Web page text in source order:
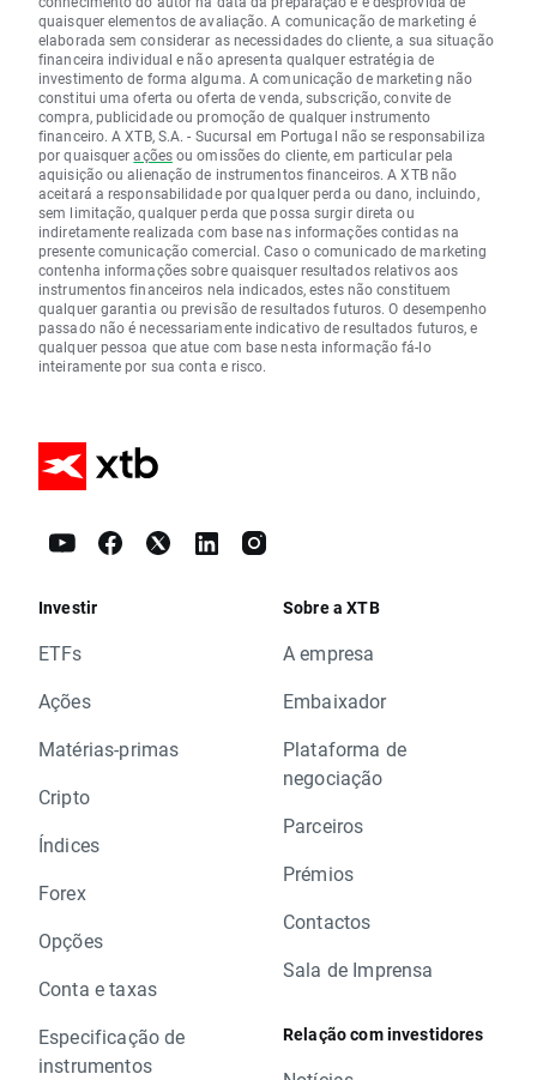
quaisquer elementos de avaliação. A comunicação de marketing é
elaborada sem considerar as necessidades do cliente, a sua situação
financeira individual e não apresenta qualquer estratégia de
investimento de forma alguma. A comunicação de marketing não
constitui uma oferta ou oferta de venda, subscrição, convite de
compra, publicidade ou promoção de qualquer instrumento
financeiro. A XTB, S.A. - Sucursal em Portugal não se responsabiliza
por quaisqueraçõesou omissões do cliente, em particular pela
aquisição ou alienação de instrumentos financeiros. A XTB não
aceitará a responsabilidade por qualquer perda ou dano, incluindo,
sem limitação, qualquer perda que possa surgir direta ou
indiretamente realizada com base nas informações contidas na
presente comunicação comercial. Caso o comunicado de marketing
contenha informações sobre quaisquer resultados relativos aos
instrumentos financeiros nela indicados, estes não constituem
qualquer garantia ou previsão de resultados futuros. O desempenho
passado não é necessariamente indicativo de resultados futuros, e
qualquer pessoa que atue com base nesta informação fá-lo
inteiramente por sua conta e risco.
Investir
ETFs
Ações
Matérias-primas
Cripto
Índices
Forex
Opções
Conta e taxas
Especificação de
instrumentos
Sobre a XTB
A empresa
Embaixador
Plataforma de
negociação
Parceiros
Prémios
Contactos
Sala de Imprensa
Relação com investidores